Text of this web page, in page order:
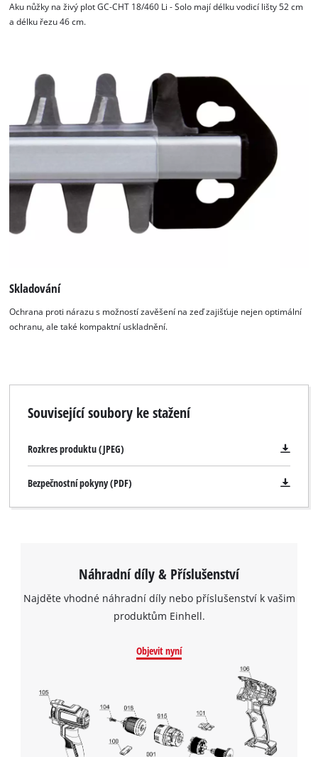
to trackers that are not disclosed to the
visitor. The website owner needs to setup
the site with their CMP to add this content
to the list of technologies used.
Powered byUsercentrics Consent
Aku nůžky na živý plot GC-CHT 18/460 Li - Solo mají délku vodicí lišty 52 cm
a délku řezu 46 cm.
Skladování
Ochrana proti nárazu s možností zavěšení na zeď zajišťuje nejen optimální
ochranu, ale také kompaktní uskladnění.
Související soubory ke stažení
Rozkres produktu (JPEG)
Bezpečnostní pokyny (PDF)
Náhradní díly & Příslušenství
Najděte vhodné náhradní díly nebo příslušenství k vašim
produktům Einhell.
Objevit nyní